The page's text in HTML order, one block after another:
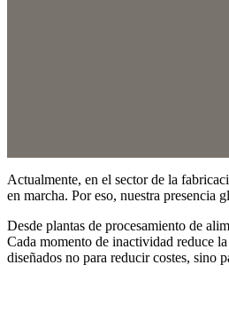
Actualmente, en el sector de la
en marcha. Por eso, nuestra presencia
Desde plantas de procesamiento de
Cada momento de inactividad reduce
diseñados no para reducir costes, sino